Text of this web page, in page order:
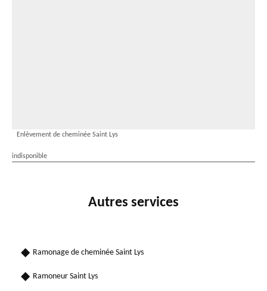
Enlèvement de cheminée Saint Lys
indisponible
Autres services
Ramonage de cheminée Saint Lys
Ramoneur Saint Lys